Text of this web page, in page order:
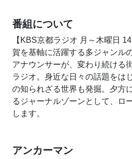
番組について
【KBS京都ラジオ 月～木曜日
賀を基軸に活躍する多ジャンル
アナウンサーが、変わり続ける
ラジオ。身近な日々の話題をは
の知られざる世界も発掘。夕方
るジャーナルゾーンとして、ロ
します。
アンカーマン